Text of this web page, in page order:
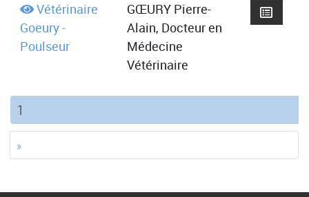
Vétérinaire
Goeury -
Poulseur
GŒURY Pierre-
Alain, Docteur en
Médecine
Vétérinaire
1
»